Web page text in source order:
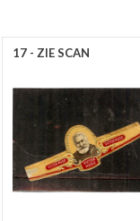
17 - ZIE SCAN